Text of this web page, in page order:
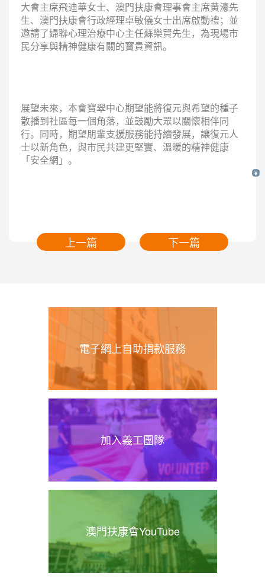
大會主席飛迪華女士、澳門扶康會理事會主席黃濠先
生、澳門扶康會行政經理卓敏儀女士出席啟動禮；並
邀請了婦聯心理治療中心主任蘇樂賢先生，為現場市
民分享與精神健康有關的寶貴資訊。
展望未來，本會寶翠中心期望能將復元與希望的種子
散播到社區每一個角落，並鼓勵大眾以關懷相伴同
行。同時，期望朋輩支援服務能持續發展，讓復元人
士以新角色，與市民共建更堅實、溫暖的精神健康
「安全網」。
上一篇 下一篇
電子網上自助捐款服務
加入義工團隊
澳門扶康會YouTube